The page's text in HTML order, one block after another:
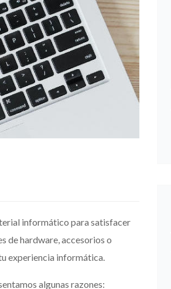
informático para satisfacer
de hardware, accesorios o
experiencia informática.
algunas razones: